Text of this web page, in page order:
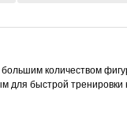
количеством
для быстрой